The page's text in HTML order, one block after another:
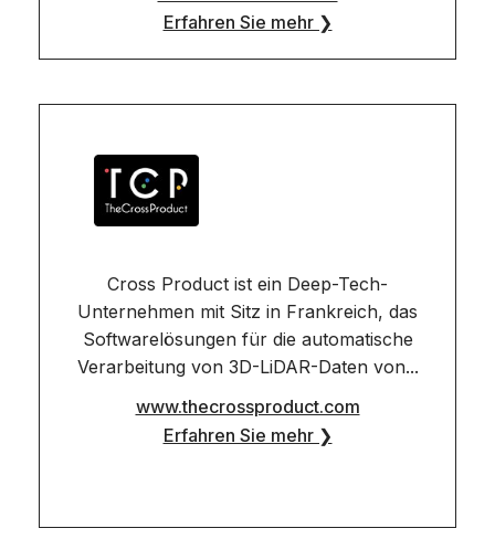
Erfahren Sie mehr ❯
Cross Product ist ein Deep-Tech-
Unternehmen mit Sitz in Frankreich, das
Softwarelösungen für die automatische
Verarbeitung von 3D-LiDAR-Daten von...
www.thecrossproduct.com
Erfahren Sie mehr ❯